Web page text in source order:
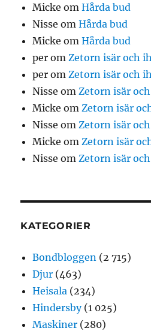
Micke omHårda bud
Nisse omHårda bud
Micke omHårda bud
per om Zetorn isär och
per om Zetorn isär och
Nisse om Zetorn isär
Micke om Zetorn isär
Nisse om Zetorn isär
Micke om Zetorn isär
Nisse om Zetorn isär
KATEGORIER
Bondbloggen (2 715)
Djur (463)
Heisala (234)
Hindersby(1 025)
Maskiner (280)